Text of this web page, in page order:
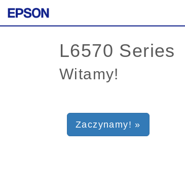
Witamy!
Zaczynamy! »